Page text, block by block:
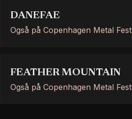
DANEFAE
Også på Copenhagen Metal Fest
FEATHER MOUNTAIN
Også på Copenhagen Metal Fest